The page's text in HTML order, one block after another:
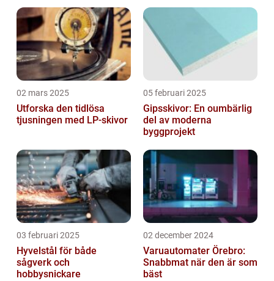
02 mars 2025
Utforska den tidlösa
tjusningen med LP-skivor
05 februari 2025
Gipsskivor: En oumbärlig
del av moderna
byggprojekt
03 februari 2025
Hyvelstål för både
sågverk och
hobbysnickare
02 december 2024
Varuautomater Örebro:
Snabbmat när den är som
bäst